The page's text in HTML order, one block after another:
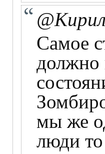
Самое
должно
мы же
люди то